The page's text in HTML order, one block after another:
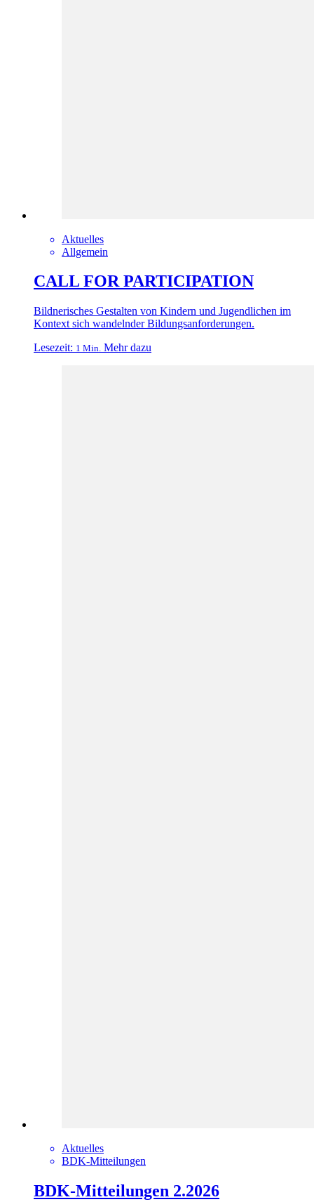
Aktuelles
Allgemein
CALL FOR PARTICIPATION
Bildnerisches Gestalten von Kindern und Jugendlichen im
Kontext sich wandelnder Bildungsanforderungen.
Lesezeit: 1 Min. Mehr dazu
Aktuelles
BDK-Mitteilungen
BDK-Mitteilungen 2.2026